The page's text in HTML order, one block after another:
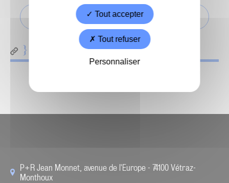
En savoir + sur le traitement de vos données
P+R Jean Monnet, avenue de l'Europe - 74100 Vétraz-
Monthoux
Tout accepter
Tout refuser
Personnaliser